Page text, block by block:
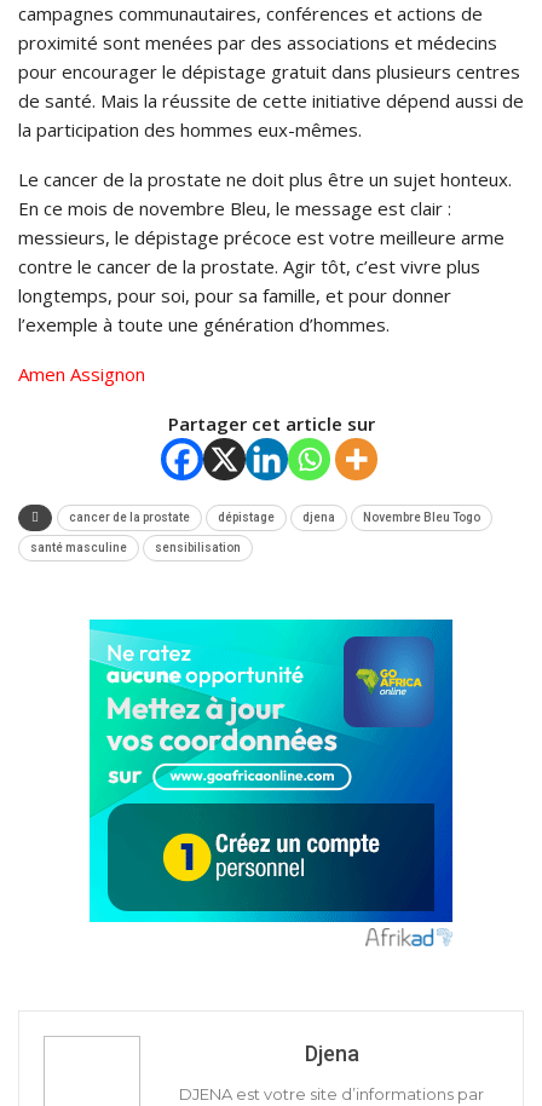
campagnes communautaires, conférences et actions de
proximité sont menées par des associations et médecins
pour encourager le dépistage gratuit dans plusieurs centres
de santé. Mais la réussite de cette initiative dépend aussi de
la participation des hommes eux-mêmes.
Le cancer de la prostate ne doit plus être un sujet honteux.
En ce mois de novembre Bleu, le message est clair :
messieurs, le dépistage précoce est votre meilleure arme
contre le cancer de la prostate. Agir tôt, c’est vivre plus
longtemps, pour soi, pour sa famille, et pour donner
l’exemple à toute une génération d’hommes.
Amen Assignon
Partager cet article sur
cancer de la prostate dépistage djena Novembre Bleu Togo
santé masculine sensibilisation
Djena
DJENA est votre site d’informations par